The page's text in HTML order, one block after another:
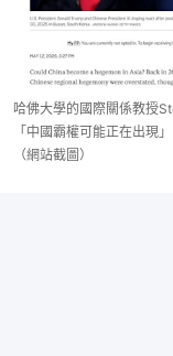
哈佛大學的國際關係教授
「中國霸權可能正在出現
（網站截圖）